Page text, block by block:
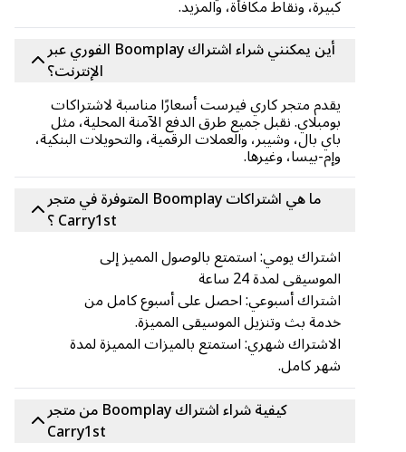
كبيرة، ونقاط مكافأة، والمزيد.
أين يمكنني شراء اشتراك Boomplay الفوري عبر
الإنترنت؟
يقدم متجر كاري فيرست أسعارًا مناسبة لاشتراكات
بومبلاي. نقبل جميع طرق الدفع الآمنة المحلية، مثل
باي بال، وشيبر، والعملات الرقمية، والتحويلات البنكية،
وإم-بيسا، وغيرها.
ما هي اشتراكات Boomplay المتوفرة في متجر
Carry1st ؟
اشتراك يومي: استمتع بالوصول المميز إلى
الموسيقى لمدة 24 ساعة
اشتراك أسبوعي: احصل على أسبوع كامل من
خدمة بث وتنزيل الموسيقى المميزة.
الاشتراك شهري: استمتع بالميزات المميزة لمدة
شهر كامل.
كيفية شراء اشتراك Boomplay من متجر
Carry1st